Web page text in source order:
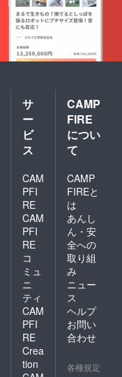
サ
ー
ビ
ス
CAM
PFI
RE
CAM
PFI
RE
コ
ミュ
ニ
ティ
CAM
PFI
RE
Crea
tion
CAMP
FIRE
につい
て
CAMP
FIREと
は
あんし
ん・安
全への
取り組
み
ニュー
ス
ヘルプ
お問い
合わせ
各種規定